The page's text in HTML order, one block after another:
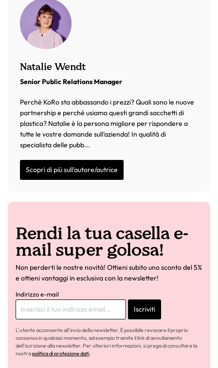
Natalie Wendt
Senior Public Relations Manager
Perché KoRo sta abbassando i prezzi? Quali sono le nuove
partnership e perché usiamo questi grandi sacchetti di
plastica? Natalie è la persona migliore per rispondere a
tutte le vostre domande sull'azienda! In qualità di
specialista delle pubb...
Scopri di più sull'autore/autrice
Rendi la tua casella e-
mail super golosa!
Non perderti le nostre novità! Ottieni subito uno sconto del 5%
e ottieni vantaggi in esclusiva con la newsletter!
Indirizzo e-mail
Iscriviti
L'utente acconsente all'invio della newsletter. È possibile revocare il proprio
consenso in qualsiasi momento, ad esempio tramite il link di annullamento
dell'iscrizione alla newsletter. Per ulteriori informazioni, si prega di consultare la
nostrapolitica di protezione dati.